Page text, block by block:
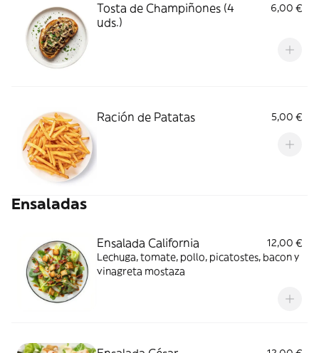
Tosta de Champiñones (4
uds.)
6,00 €
Ración de Patatas 5,00 €
Ensaladas
Ensalada California
12,00 €
Lechuga, tomate, pollo, picatostes, bacon y
vinagreta mostaza